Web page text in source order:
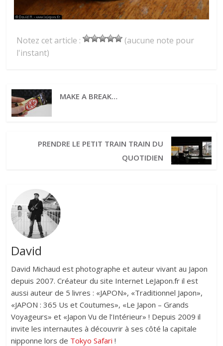
Notez cet article :
(aucune note pour
l'instant)
MAKE A BREAK…
PRENDRE LE PETIT TRAIN TRAIN DU
QUOTIDIEN
David
David Michaud est photographe et auteur vivant au Japon
depuis 2007. Créateur du site Internet LeJapon.fr il est
aussi auteur de 5 livres : «JAPON», «Traditionnel Japon»,
«JAPON : 365 Us et Coutumes», «Le Japon – Grands
Voyageurs» et «Japon Vu de l’Intérieur» ! Depuis 2009 il
invite les internautes à découvrir à ses côté la capitale
nipponne lors de Tokyo Safari !